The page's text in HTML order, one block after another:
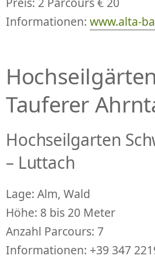
Informationen: www.alta-
Tauferer
Hochseilgarten
– Luttach
Lage: Alm, Wald
Höhe: 8 bis 20 Meter
Anzahl Parcours: 7
Informationen: +39 347